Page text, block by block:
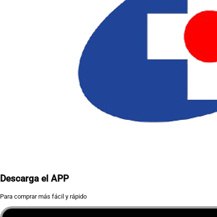
Descarga el APP
Para comprar más fácil y rápido